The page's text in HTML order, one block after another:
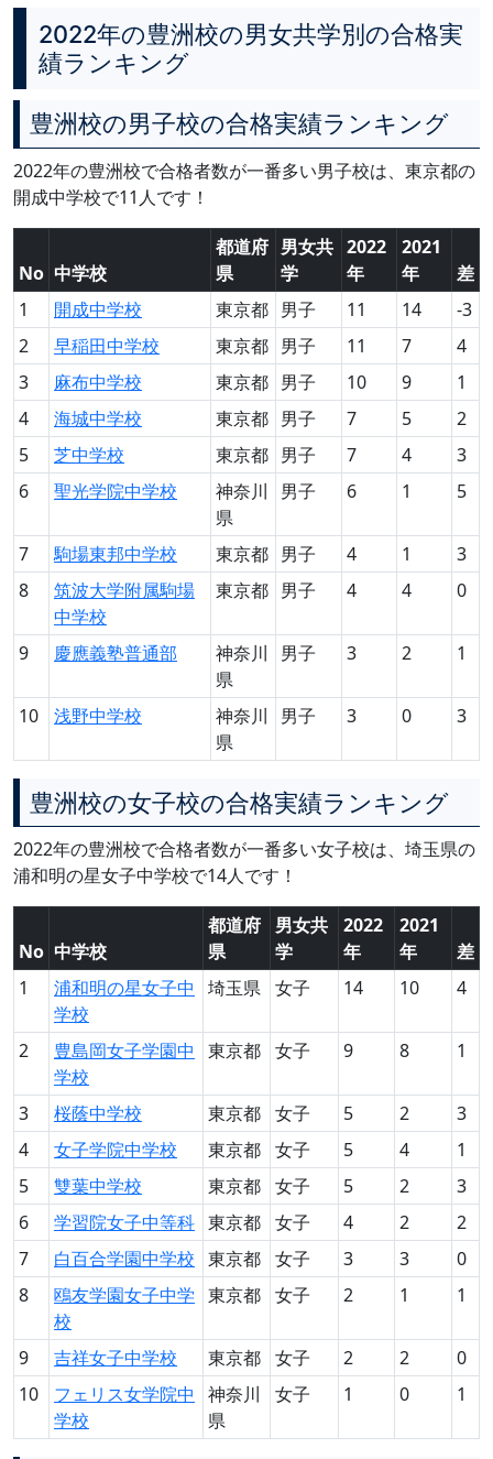
2022年の豊洲校の男女共学別の合格実
績ランキング
豊洲校の男子校の合格実績ランキング
2022年の豊洲校で合格者数が一番多い男子校は、東京都の
開成中学校で11人です！
No 中学校
都道府
県
男女共
学
2022
年
2021
年
差
1
開成中学校 東京都 男子 11 14
-3
2
早稲田中学校 東京都 男子 11 7
4
3
麻布中学校 東京都 男子 10 9
1
4
海城中学校 東京都 男子 7 5
2
5
芝中学校 東京都 男子 7 4
3
6
聖光学院中学校
神奈川
県
男子 6 1 5
7 駒場東邦中学校 東京都 男子 4 1
3
8
筑波大学附属駒場
中学校
東京都 男子 4 4 0
9 慶應義塾普通部
神奈川
県
男子 3 2 1
10 浅野中学校
神奈川
県
男子 3 0 3
豊洲校の女子校の合格実績ランキング
2022年の豊洲校で合格者数が一番多い女子校は、埼玉県の
浦和明の星女子中学校で14人です！
No 中学校
都道府
県
男女共
学
2022
年
2021
年
差
1
浦和明の星女子中
学校
埼玉県 女子 14 10 4
2
豊島岡女子学園中
学校
東京都 女子 9 8 1
3 桜蔭中学校 東京都 女子 5 2
3
4
女子学院中学校 東京都 女子 5 4
1
5
雙葉中学校 東京都 女子 5 2
3
6
学習院女子中等科 東京都 女子 4 2
2
7
白百合学園中学校 東京都 女子 3 3
0
8
鴎友学園女子中学
校
東京都 女子 2 1 1
9 吉祥女子中学校 東京都 女子 2 2
0
10
フェリス女学院中
学校
神奈川
県
女子 1 0 1